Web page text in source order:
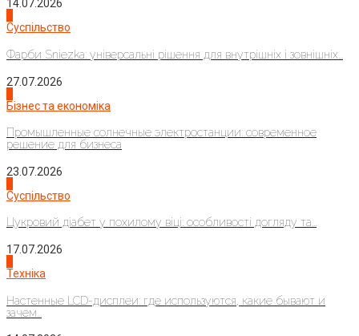
14.07.2026
Суспільство
Фарби Sniezka: універсальні рішення для внутрішніх і зовнішніх...
27.07.2026
Бізнес та економіка
Промышленные солнечные электростанции: современное
решение для бизнеса
23.07.2026
Суспільство
Цукровий діабет у похилому віці: особливості догляду та...
17.07.2026
Техніка
Настенные LCD-дисплеи: где используются, какие бывают и
зачем...